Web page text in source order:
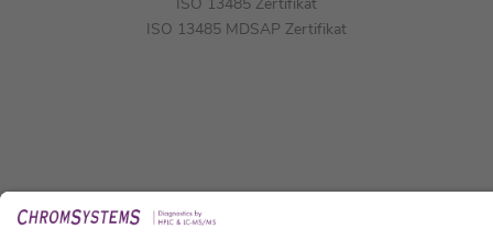
ISO 13485 Zertifikat
ISO 13485 MDSAP Zertifikat